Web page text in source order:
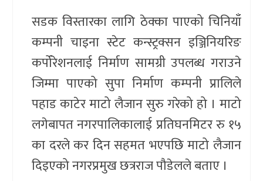
सडक विस्तारका लागि ठेक्का पाएको चिनियाँ
कम्पनी चाइना स्टेट कन्स्ट्रक्सन इञ्जिनियरिङ
कर्पोरेशनलाई निर्माण सामग्री उपलब्ध गराउने
जिम्मा पाएको सुपा निर्माण कम्पनी प्रालिले
पहाड काटेर माटो लैजान सुरु गरेको हो । माटो
लगेबापत नगरपालिकालाई प्रतिघनमिटर रु १५
का दरले कर दिन सहमत भएपछि माटो लैजान
दिइएको नगरप्रमुख छत्रराज पौडेलले बताए ।